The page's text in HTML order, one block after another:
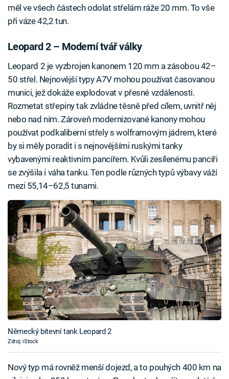
měl ve všech částech odolat střelám ráže 20 mm. To vše
při váze 42,2 tun.
Leopard 2 – Moderní tvář války
Leopard 2 je vyzbrojen kanonem 120 mm a zásobou 42–
50 střel. Nejnovější typy A7V mohou používat časovanou
munici, jež dokáže explodovat v přesné vzdálenosti.
Rozmetat střepiny tak zvládne těsně před cílem, uvnitř něj
nebo nad ním. Zároveň modernizované kanony mohou
používat podkaliberní střely s wolframovým jádrem, které
by si měly poradit i s nejnovějšími ruskými tanky
vybavenými reaktivním pancířem. Kvůli zesílenému pancíři
se zvýšila i váha tanku. Ten podle různých typů výbavy váží
mezi 55,14–62,5 tunami.
Německý bitevní tank Leopard 2
Zdroj: iStock
Nový typ má rovněž menší dojezd, a to pouhých 400 km na